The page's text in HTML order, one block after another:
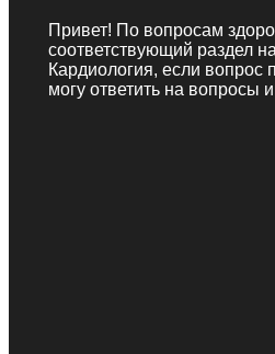
Привет! По вопросам
соответствующий раздел
Кардиология, если вопрос
могу ответить на вопросы